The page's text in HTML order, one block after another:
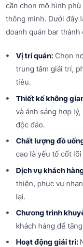
cần chọn mô hình
thông minh. Dưới đây
doanh quán bar thành
Vị trí quán:Chọn
trung tâm giải trí,
tiêu.
Thiết kế không
và ánh sáng hợp
độc đáo.
Chất lượng đồ
cao là yếu tố cốt
Dịch vụ khách
thiện, phục vụ
lại.
Chương trình
khách hàng để
Hoạt động giải trí: